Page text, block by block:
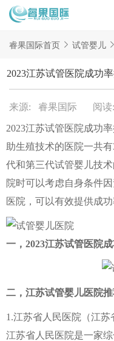
首页
试管项目
试管百科
试管医院
睿果国际
睿果国际首页 试管婴儿
2023江苏试管医院成功
来源: 睿果国际 阅
2023江苏试管医院成功
助生殖技术的医院一共
代和第三代试管婴儿技
院时可以考虑自身条件
医院，可以有效提供成功
一，2023江苏试管医院成
二，江苏试管婴儿医院推
1.江苏省人民医院（江苏
江苏省人民医院是一家